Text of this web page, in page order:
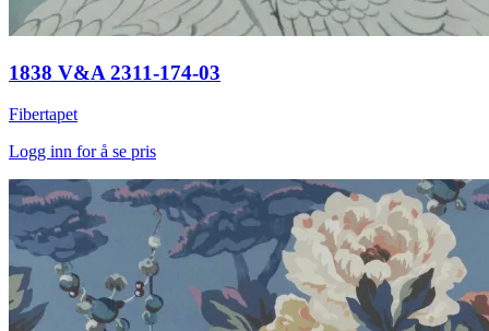
1838 V&A 2311-174-03
Fibertapet
Logg inn for å se pris